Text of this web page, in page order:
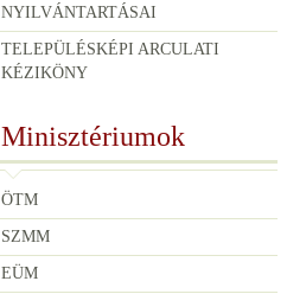
NYILVÁNTARTÁSAI
TELEPÜLÉSKÉPI ARCULATI
KÉZIKÖNY
Minisztériumok
ÖTM
SZMM
EÜM